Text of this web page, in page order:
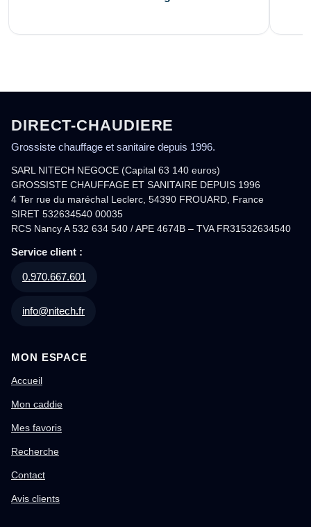
DIRECT-CHAUDIERE
Grossiste chauffage et sanitaire depuis 1996.
SARL NITECH NEGOCE (Capital 63 140 euros)
GROSSISTE CHAUFFAGE ET SANITAIRE DEPUIS 1996
4 Ter rue du maréchal Leclerc, 54390 FROUARD, France
SIRET 532634540 00035
RCS Nancy A 532 634 540 / APE 4674B – TVA FR31532634540
Service client :
0.970.667.601
info@nitech.fr
MON ESPACE
Accueil
Mon caddie
Mes favoris
Recherche
Contact
Avis clients